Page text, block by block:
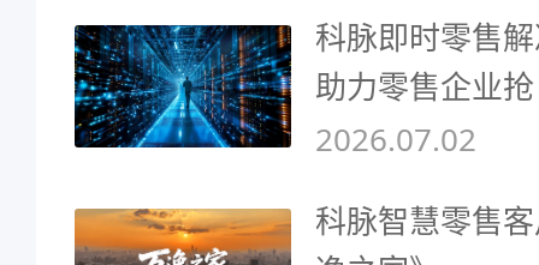
科脉即时零售
助力零售企业
2026.07.02
科脉智慧零售